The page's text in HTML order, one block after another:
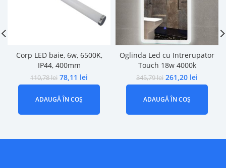
Corp LED baie, 6w, 6500K,
IP44, 400mm
110,78lei 78,11 lei
ADAUGĂ ÎN COȘ
Oglinda Led cu Intrerupator
Touch 18w 4000k
345,79lei 261,20 lei
ADAUGĂ ÎN COȘ